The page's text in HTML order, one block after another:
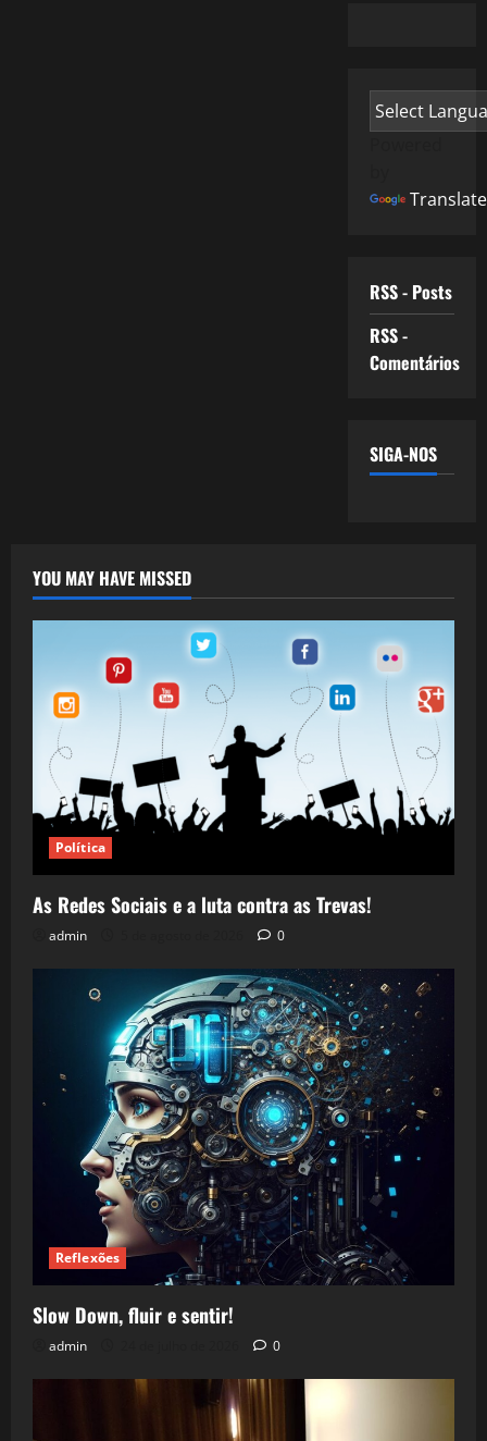
Translate
RSS - Posts
RSS -
Comentários
SIGA-NOS
YOU MAY HAVE MISSED
Política
As Redes Sociais e a luta contra as Trevas!
admin 0
Reflexões
Slow Down, fluir e sentir!
admin 0